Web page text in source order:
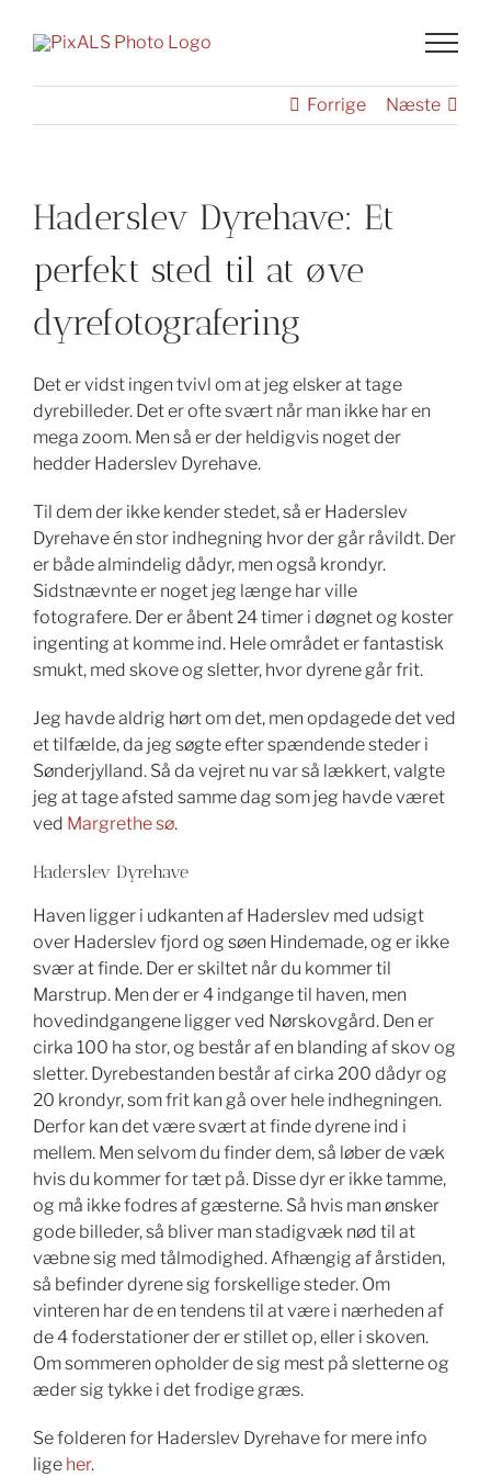
Forrige
Næste
Haderslev Dyrehave: Et
perfekt sted til at øve
dyrefotografering
Det er vidst ingen tvivl om at jeg elsker at tage
dyrebilleder. Det er ofte svært når man ikke har en
mega zoom. Men så er der heldigvis noget der
hedder Haderslev Dyrehave.
Til dem der ikke kender stedet, så er Haderslev
Dyrehave én stor indhegning hvor der går råvildt. Der
er både almindelig dådyr, men også krondyr.
Sidstnævnte er noget jeg længe har ville
fotografere. Der er åbent 24 timer i døgnet og koster
ingenting at komme ind. Hele området er fantastisk
smukt, med skove og sletter, hvor dyrene går frit.
Jeg havde aldrig hørt om det, men opdagede det ved
et tilfælde, da jeg søgte efter spændende steder i
Sønderjylland. Så da vejret nu var så lækkert, valgte
jeg at tage afsted samme dag som jeg havde været
ved Margrethe sø.
Haderslev Dyrehave
Haven ligger i udkanten af Haderslev med udsigt
over Haderslev fjord og søen Hindemade, og er ikke
svær at finde. Der er skiltet når du kommer til
Marstrup. Men der er 4 indgange til haven, men
hovedindgangene ligger ved Nørskovgård. Den er
cirka 100 ha stor, og består af en blanding af skov og
sletter. Dyrebestanden består af cirka 200 dådyr og
20 krondyr, som frit kan gå over hele indhegningen.
Derfor kan det være svært at finde dyrene ind i
mellem. Men selvom du finder dem, så løber de væk
hvis du kommer for tæt på. Disse dyr er ikke tamme,
og må ikke fodres af gæsterne. Så hvis man ønsker
gode billeder, så bliver man stadigvæk nød til at
væbne sig med tålmodighed. Afhængig af årstiden,
så befinder dyrene sig forskellige steder. Om
vinteren har de en tendens til at være i nærheden af
de 4 foderstationer der er stillet op, eller i skoven.
Om sommeren opholder de sig mest på sletterne og
æder sig tykke i det frodige græs.
Se folderen for Haderslev Dyrehave for mere info
lige her.